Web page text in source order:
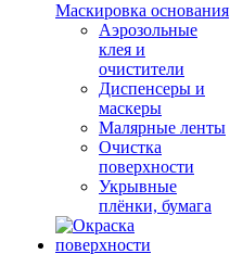
Маскировка основания
Аэрозольные
клея и
очистители
Диспенсеры и
маскеры
Малярные ленты
Очистка
поверхности
Укрывные
плёнки, бумага